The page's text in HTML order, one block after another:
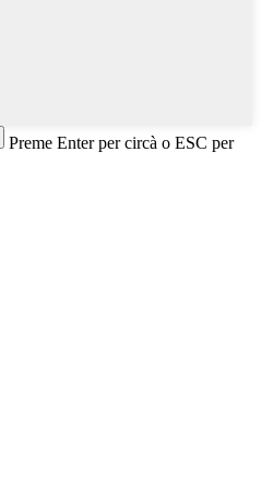
Preme Enter per circà o ESC per